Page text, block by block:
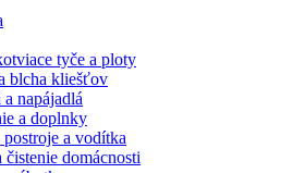
tyče a ploty
blcha kliešťov
napájadlá
a doplnky
a vodítka
čistenie domácnosti